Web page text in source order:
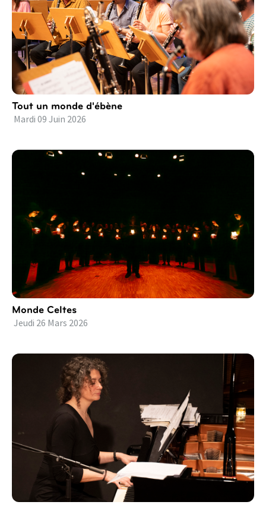
Tout un monde d'ébène
Mardi 09 Juin 2026
Monde Celtes
Jeudi 26 Mars 2026